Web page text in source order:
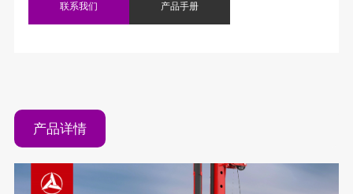
联系我们 产品手册
产品详情